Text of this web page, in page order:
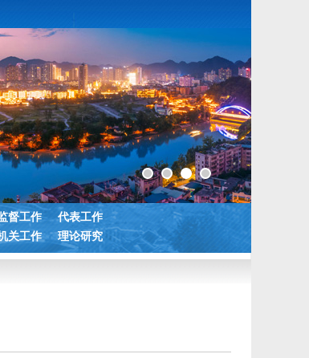
督工作
代表工作
关工作 理论研究